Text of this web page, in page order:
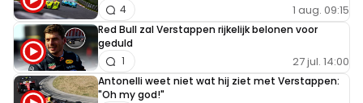
1 aug. 09:15
4
Red Bull zal Verstappen rijkelijk belonen voor
geduld
27 jul. 14:00
1
Antonelli weet niet wat hij ziet met Verstappen:
"Oh my god!"